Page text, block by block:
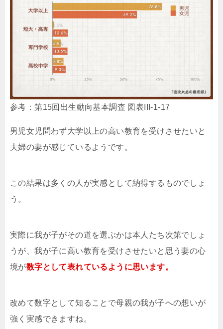
参考：第15回出生動向基本調査 図表III-1-17
男児女児問わず大学以上の高い教育を受けさせたいと
夫婦の妻が感じているようです。
この結果は多くの人が実感として納得するものでしょ
う。
実際に我が子がその道を選ぶかは本人たち次第でしょ
うが、我が子に高い教育を受けさせたいと思う妻の心
境が数字として表れているように思います。
改めて数字として知ることで母親の我が子への想いが
強く実感できますね。